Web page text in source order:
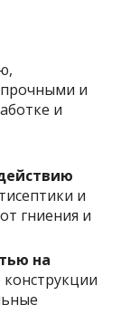
и
и
и
гниения и
на